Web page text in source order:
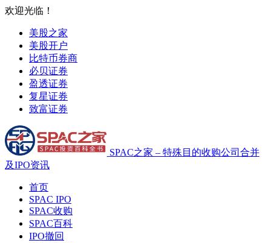
欢迎光临！
美股之家
美股开户
比特币券商
必贝证券
盈透证券
复星证券
致富证券
SPAC之家 – 特殊目的收购公司合并
及IPO资讯
首页
SPAC IPO
SPAC收购
SPAC百科
IPO撤回